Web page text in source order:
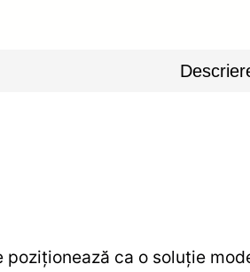
ca o soluție